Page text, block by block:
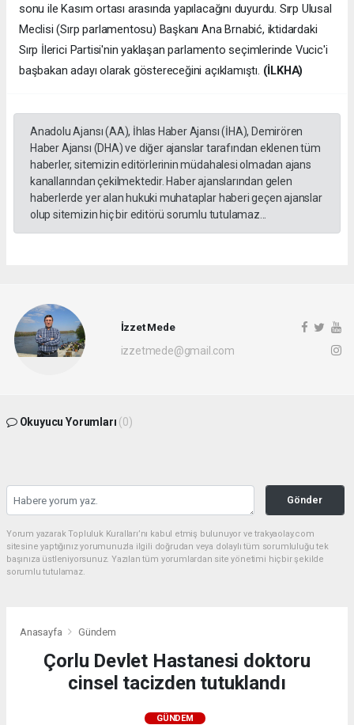
sonu ile Kasım ortası arasında yapılacağını duyurdu. Sırp Ulusal
Meclisi (Sırp parlamentosu) Başkanı Ana Brnabić, iktidardaki
Sırp İlerici Partisi'nin yaklaşan parlamento seçimlerinde Vucic'i
başbakan adayı olarak göstereceğini açıklamıştı. (İLKHA)
Anadolu Ajansı (AA), İhlas Haber Ajansı (İHA), Demirören
Haber Ajansı (DHA) ve diğer ajanslar tarafından eklenen tüm
haberler, sitemizin editörlerinin müdahalesi olmadan ajans
kanallarından çekilmektedir. Haber ajanslarından gelen
haberlerde yer alan hukuki muhataplar haberi geçen ajanslar
olup sitemizin hiç bir editörü sorumlu tutulamaz...
İzzet Mede
izzetmede@gmail.com
Okuyucu Yorumları (0)
Gönder
Yorum yazarak Topluluk Kuralları’nı kabul etmiş bulunuyor ve trakyaolay.com
sitesine yaptığınız yorumunuzla ilgili doğrudan veya dolaylı tüm sorumluluğu tek
başınıza üstleniyorsunuz. Yazılan tüm yorumlardan site yönetimi hiçbir şekilde
sorumlu tutulamaz.
Anasayfa Gündem
Çorlu Devlet Hastanesi doktoru
cinsel tacizden tutuklandı
GÜNDEM